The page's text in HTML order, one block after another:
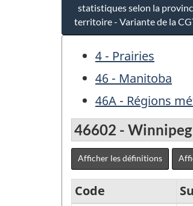
statistiques selon la
territoire - Variante de la
4 - Prairies
46 - Manitoba
46A - Régions
46602 - Winnipeg
Afficher les définitions
Code